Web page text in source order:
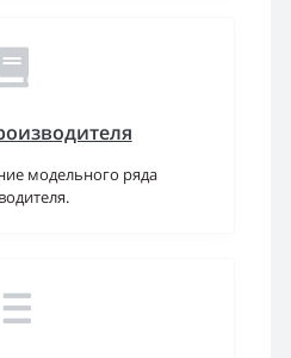
модельного ряда